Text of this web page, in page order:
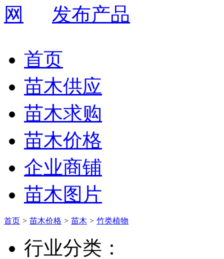
发布产品
首页
苗木供应
苗木求购
苗木价格
企业商铺
苗木图片
首页 > 苗木价格 > 苗木 > 竹类植物
行业分类：